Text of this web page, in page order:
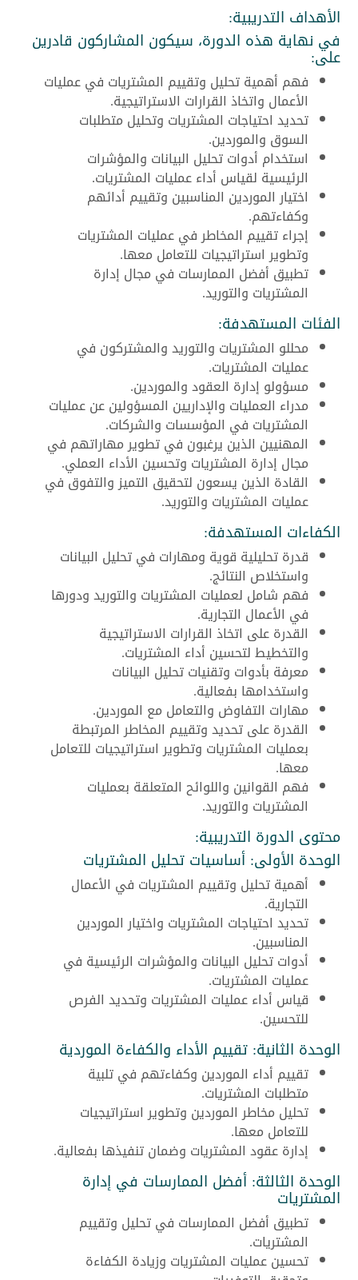
الأهداف التدريبية:
في نهاية هذه الدورة، سيكون المشاركون قادرين
على:
فهم أهمية تحليل وتقييم المشتريات في عمليات
الأعمال واتخاذ القرارات الاستراتيجية.
تحديد احتياجات المشتريات وتحليل متطلبات
السوق والموردين.
استخدام أدوات تحليل البيانات والمؤشرات
الرئيسية لقياس أداء عمليات المشتريات.
اختيار الموردين المناسبين وتقييم أدائهم
وكفاءتهم.
إجراء تقييم المخاطر في عمليات المشتريات
وتطوير استراتيجيات للتعامل معها.
تطبيق أفضل الممارسات في مجال إدارة
المشتريات والتوريد.
الفئات المستهدفة:
محللو المشتريات والتوريد والمشتركون في
عمليات المشتريات.
مسؤولو إدارة العقود والموردين.
مدراء العمليات والإداريين المسؤولين عن عمليات
المشتريات في المؤسسات والشركات.
المهنيين الذين يرغبون في تطوير مهاراتهم في
مجال إدارة المشتريات وتحسين الأداء العملي.
القادة الذين يسعون لتحقيق التميز والتفوق في
عمليات المشتريات والتوريد.
الكفاءات المستهدفة:
قدرة تحليلية قوية ومهارات في تحليل البيانات
واستخلاص النتائج.
فهم شامل لعمليات المشتريات والتوريد ودورها
في الأعمال التجارية.
القدرة على اتخاذ القرارات الاستراتيجية
والتخطيط لتحسين أداء المشتريات.
معرفة بأدوات وتقنيات تحليل البيانات
واستخدامها بفعالية.
مهارات التفاوض والتعامل مع الموردين.
القدرة على تحديد وتقييم المخاطر المرتبطة
بعمليات المشتريات وتطوير استراتيجيات للتعامل
معها.
فهم القوانين واللوائح المتعلقة بعمليات
المشتريات والتوريد.
محتوى الدورة التدريبية:
الوحدة الأولى: أساسيات تحليل المشتريات
أهمية تحليل وتقييم المشتريات في الأعمال
التجارية.
تحديد احتياجات المشتريات واختيار الموردين
المناسبين.
أدوات تحليل البيانات والمؤشرات الرئيسية في
عمليات المشتريات.
قياس أداء عمليات المشتريات وتحديد الفرص
للتحسين.
الوحدة الثانية: تقييم الأداء والكفاءة الموردية
تقييم أداء الموردين وكفاءتهم في تلبية
متطلبات المشتريات.
تحليل مخاطر الموردين وتطوير استراتيجيات
للتعامل معها.
إدارة عقود المشتريات وضمان تنفيذها بفعالية.
الوحدة الثالثة: أفضل الممارسات في إدارة
المشتريات
تطبيق أفضل الممارسات في تحليل وتقييم
المشتريات.
تحسين عمليات المشتريات وزيادة الكفاءة